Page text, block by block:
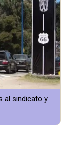
al sindicato y